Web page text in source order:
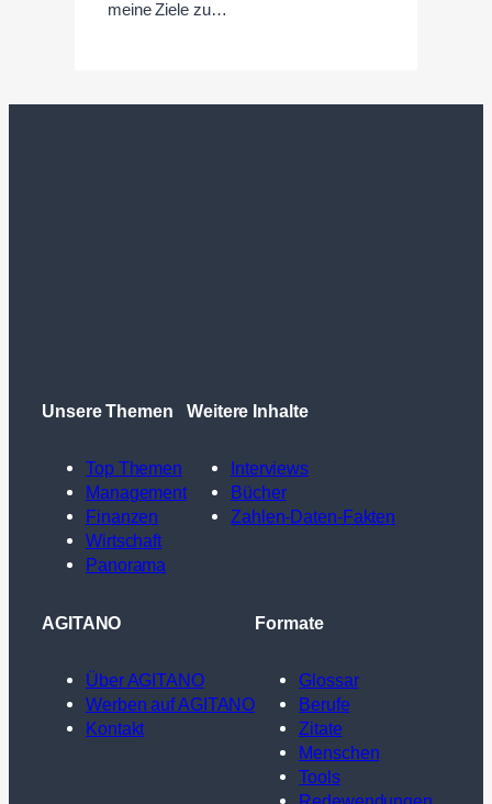
meine Ziele zu…
Unsere Themen
Top Themen
Management
Finanzen
Wirtschaft
Panorama
Weitere Inhalte
Interviews
Bücher
Zahlen-Daten-Fakten
AGITANO
Über AGITANO
Werben auf AGITANO
Kontakt
Formate
Glossar
Berufe
Zitate
Menschen
Tools